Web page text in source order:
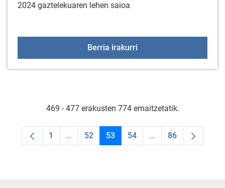
2024 gaztelekuaren lehen saioa
Berria irakurri
469 - 477 erakusten 774 emaitzetatik.
Orrialdea
1 ...Intermediate Pages Use TAB to navigate.
Orrialdea
52 Orrialdea
53 Orrialdea
54 ...Intermediate Pages
Orrialdea
86